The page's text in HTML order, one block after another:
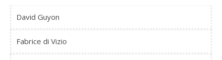
David Guyon
Fabrice di Vizio